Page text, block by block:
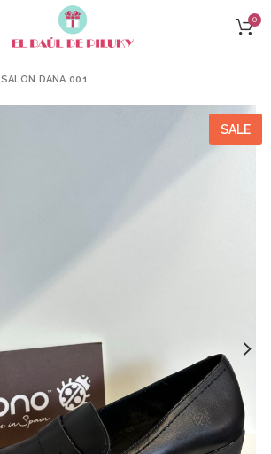
0
SALON DANA 001
SALE